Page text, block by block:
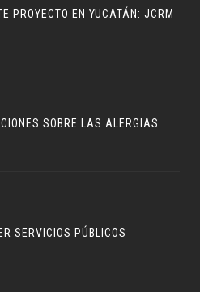
PROYECTO EN YUCATÁN: JCRM
SOBRE LAS ALERGIAS
SERVICIOS PÚBLICOS